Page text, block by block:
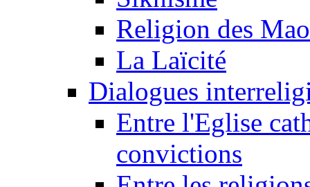
Religion des
La Laïcité
Dialogues
Entre l'Eglise
convictions